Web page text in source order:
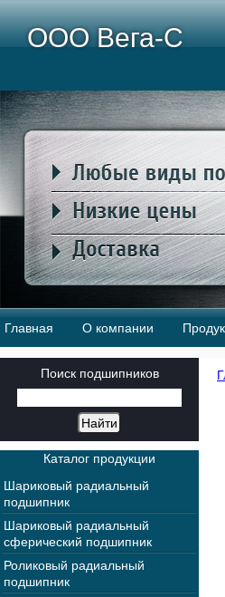
ООО Вега-С
Главная О компании
Поиск подшипников
Каталог продукции
Шариковый радиальный
подшипник
Шариковый радиальный
сферический подшипник
Роликовый радиальный
подшипник